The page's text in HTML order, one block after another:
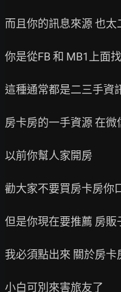
而且你的訊息來源 也太
你是從FB 和 MB1上面找
這種通常都是二三手資
房卡房的一手資源 在微
以前你幫人家開房
勸大家不要買房卡房你
但是你現在要推薦 房販
我必須點出來 關於房卡
小白可別來害旅友了